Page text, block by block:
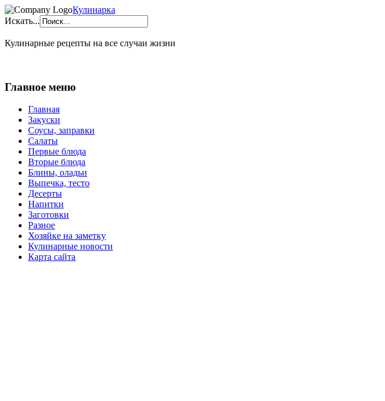
Кулинарка
Искать...
Кулинарные рецепты на все случаи жизни
Главное меню
Главная
Закуски
Соусы, заправки
Салаты
Первые блюда
Вторые блюда
Блины, оладьи
Выпечка, тесто
Десерты
Напитки
Заготовки
Разное
Хозяйке на заметку
Кулинарные новости
Карта сайта